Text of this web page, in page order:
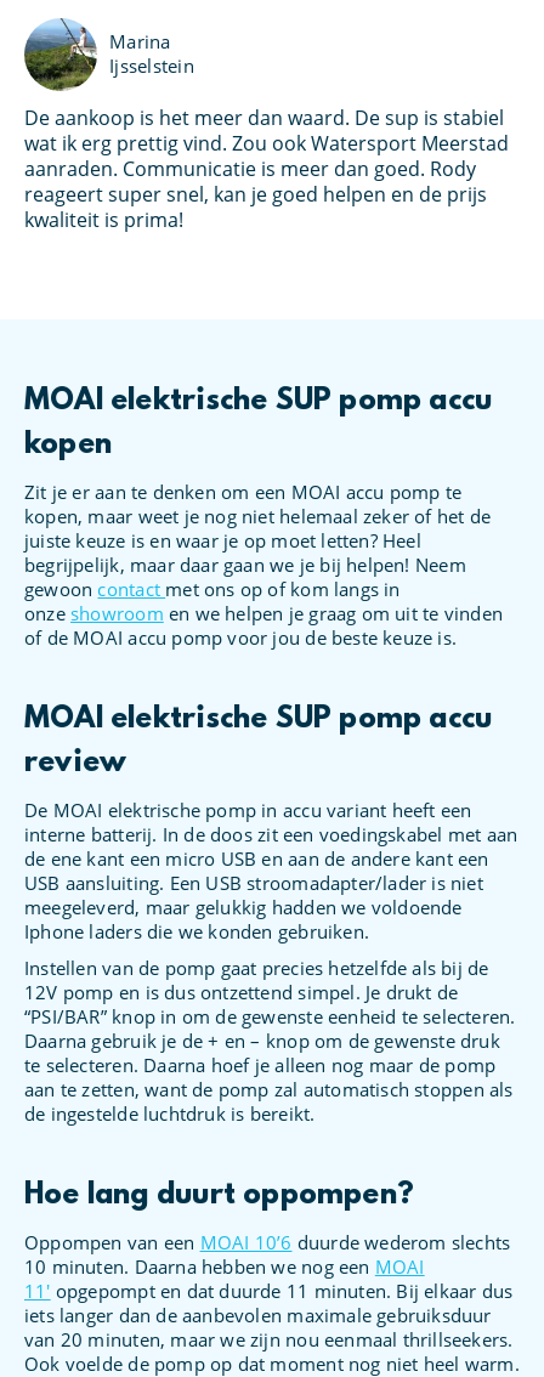
Marina
Ijsselstein
De aankoop is het meer dan waard. De sup is stabiel
wat ik erg prettig vind. Zou ook Watersport Meerstad
aanraden. Communicatie is meer dan goed. Rody
reageert super snel, kan je goed helpen en de prijs
kwaliteit is prima!
MOAI elektrische SUP pomp accu
kopen
Zit je er aan te denken om een MOAI accu pomp te
kopen, maar weet je nog niet helemaal zeker of het de
juiste keuze is en waar je op moet letten? Heel
begrijpelijk, maar daar gaan we je bij helpen! Neem
gewoon contact met ons op of kom langs in
onzeshowroom en we helpen je graag om uit te vinden
of de MOAI accu pomp voor jou de beste keuze is.
MOAI elektrische SUP pomp accu
review
De MOAI elektrische pomp in accu variant heeft een
interne batterij. In de doos zit een voedingskabel met aan
de ene kant een micro USB en aan de andere kant een
USB aansluiting. Een USB stroomadapter/lader is niet
meegeleverd, maar gelukkig hadden we voldoende
Iphone laders die we konden gebruiken.
Instellen van de pomp gaat precies hetzelfde als bij de
12V pomp en is dus ontzettend simpel. Je drukt de
“PSI/BAR” knop in om de gewenste eenheid te selecteren.
Daarna gebruik je de + en – knop om de gewenste druk
te selecteren. Daarna hoef je alleen nog maar de pomp
aan te zetten, want de pomp zal automatisch stoppen als
de ingestelde luchtdruk is bereikt.
Hoe lang duurt oppompen?
Oppompen van een MOAI 10’6 duurde wederom slechts
10 minuten. Daarna hebben we nog een MOAI
11′ opgepompt en dat duurde 11 minuten. Bij elkaar dus
iets langer dan de aanbevolen maximale gebruiksduur
van 20 minuten, maar we zijn nou eenmaal thrillseekers.
Ook voelde de pomp op dat moment nog niet heel warm.